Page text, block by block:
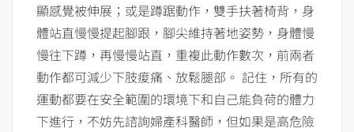
顯感覺被伸展；或是蹲踞動作，雙手扶著椅背，身
體站直慢慢提起腳跟，腳尖維持著地姿勢，身體慢
慢往下蹲，再慢慢站直，重複此動作數次，前兩者
動作都可減少下肢痠痛、放鬆腿部。 記住，所有的
運動都要在安全範圍的環境下和自己能負荷的體力
下進行，不妨先諮詢婦產科醫師，但如果是高危險